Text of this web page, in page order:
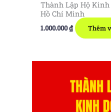
Thành Lập Hộ
Hồ Chí Minh
1.000.000₫ Thêm